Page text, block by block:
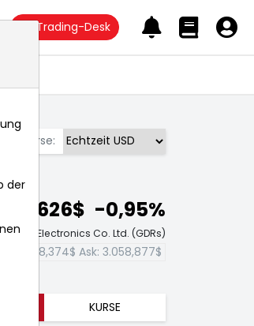
Trading-Desk
Börse:
-0,95%
Electronics Co. Ltd. (GDRs)
2.988,374$ Ask: 3.058,877$
KURSE
der